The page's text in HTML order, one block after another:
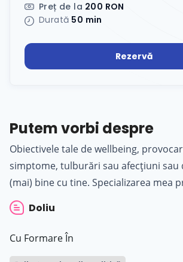
Preț de la 200 RON
Durată 50 min
Rezervă
Putem vorbi despre
Obiectivele tale de wellbeing,
simptome, tulburări sau afecțiuni sau
(mai) bine cu tine. Specializarea mea
Doliu
Cu Formare În